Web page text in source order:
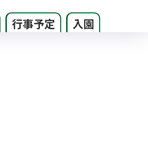
行事予定 入園